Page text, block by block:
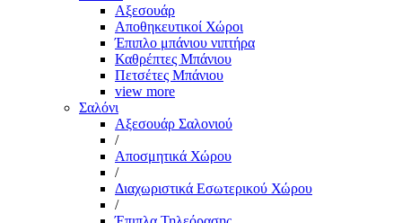
Αξεσουάρ
Αποθηκευτικοί Χώροι
Έπιπλο μπάνιου νιπτήρα
Καθρέπτες Μπάνιου
Πετσέτες Μπάνιου
view more
Σαλόνι
Αξεσουάρ Σαλονιού
/
Αποσμητικά Χώρου
/
Διαχωριστικά Εσωτερικού Χώρου
/